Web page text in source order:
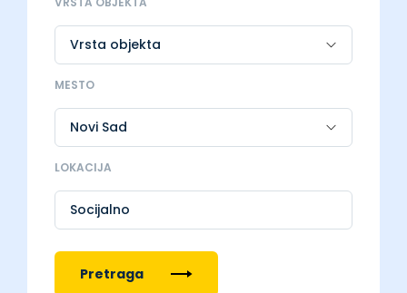
MESTO
LOKACIJA
Socijalno
Pretraga